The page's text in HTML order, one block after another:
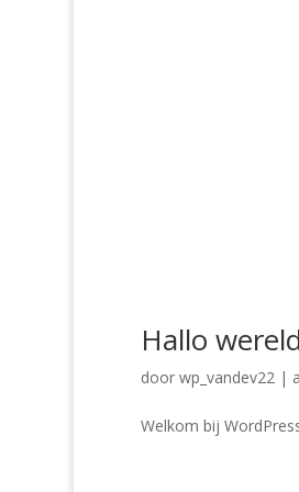
Hallo
door wp_vandev22|
Welkom bij